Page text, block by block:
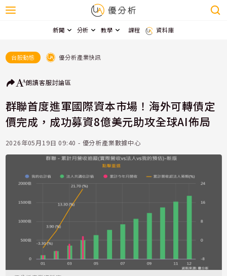
新聞 分析 教學 課程 資料庫
台股動態 優分析產業快訊
朗讀客服討論區
群聯首度進軍國際資本市場！海外可轉債定
價完成，成功募資8億美元助攻全球AI佈局
2026年05月19日 09:40 - 優分析產業數據中心